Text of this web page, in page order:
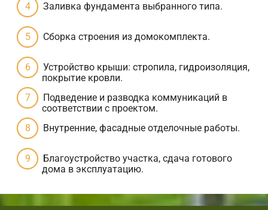
Заливка фундамента выбранного типа.
Сборка строения из домокомплекта.
Устройство крыши: стропила, гидроизоляция,
покрытие кровли.
Подведение и разводка коммуникаций в
соответствии с проектом.
Внутренние, фасадные отделочные работы.
Благоустройство участка, сдача готового
дома в эксплуатацию.